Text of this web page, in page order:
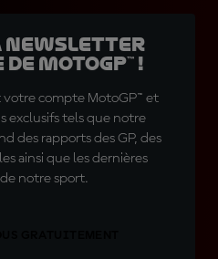
Newsletter
MotoGP™ !
compte MotoGP™ et
exclusifs tels que notre
des rapports des GP, des
ainsi que les dernières
notre sport.